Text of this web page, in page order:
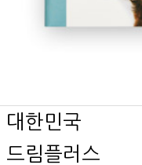
대한민국
드림플러스